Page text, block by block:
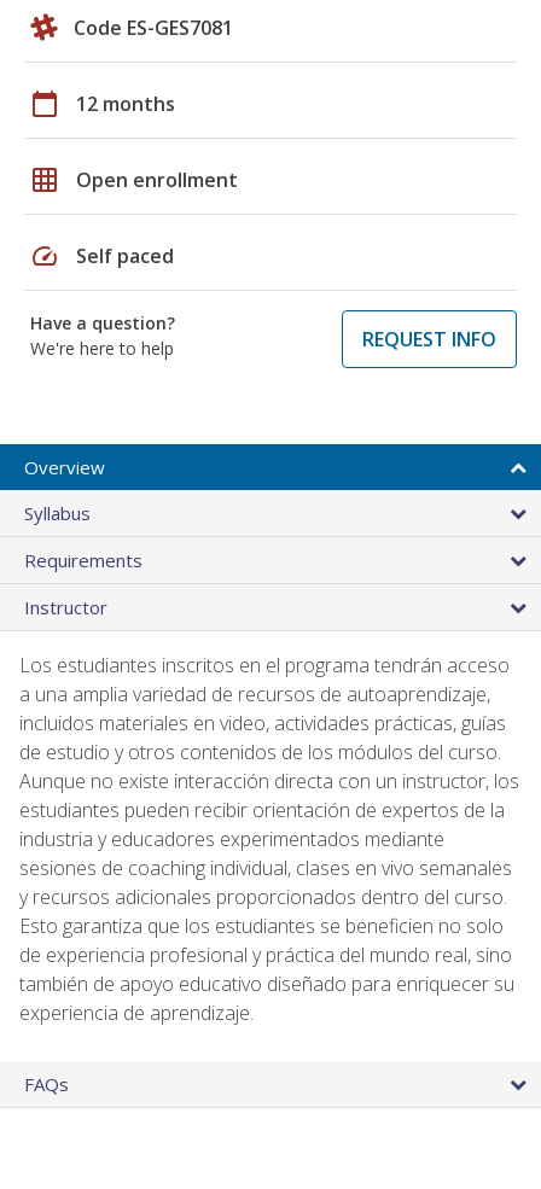
Code ES-GES7081
calendar_today 12 months
grid_on Open enrollment
speed Self paced
Have a question?
We're here to help
REQUEST INFO
Overview
Syllabus
Requirements
Instructor
Los estudiantes inscritos en el programa tendrán acceso
a una amplia variedad de recursos de autoaprendizaje,
incluidos materiales en video, actividades prácticas, guías
de estudio y otros contenidos de los módulos del curso.
Aunque no existe interacción directa con un instructor, los
estudiantes pueden recibir orientación de expertos de la
industria y educadores experimentados mediante
sesiones de coaching individual, clases en vivo semanales
y recursos adicionales proporcionados dentro del curso.
Esto garantiza que los estudiantes se beneficien no solo
de experiencia profesional y práctica del mundo real, sino
también de apoyo educativo diseñado para enriquecer su
experiencia de aprendizaje.
FAQs